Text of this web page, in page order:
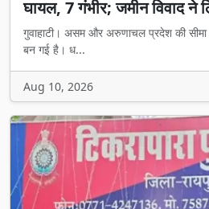
घायल, 7 गंभीर; जमीन विवाद ने
गुवाहाटी। असम और अरुणाचल प्रदेश की सीमा
बन गई है। ध...
Aug 10, 2026